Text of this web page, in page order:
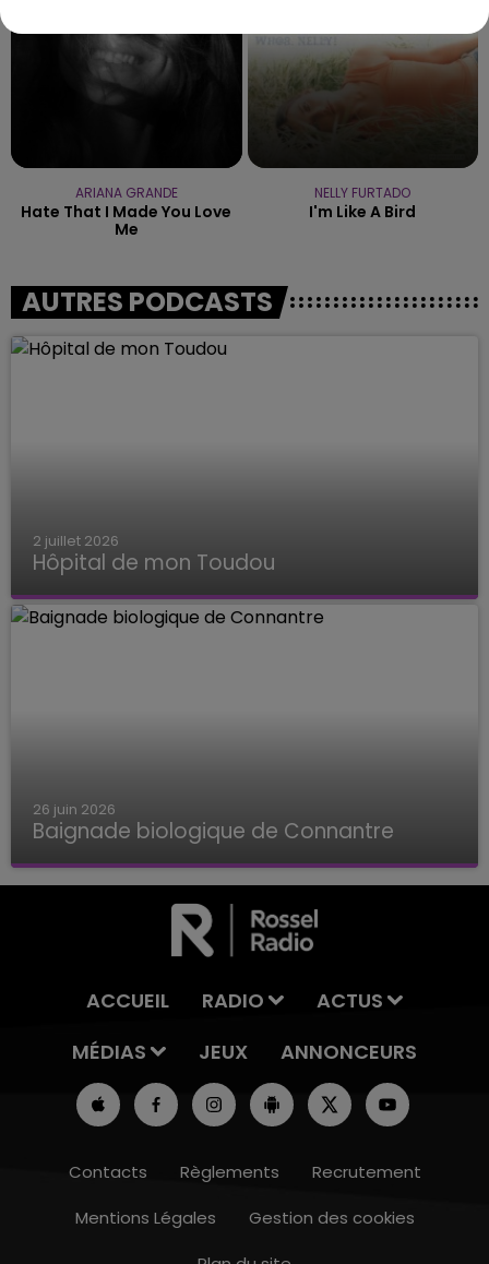
ARIANA GRANDE
Hate That I Made You Love
Me
NELLY FURTADO
I'm Like A Bird
AUTRES PODCASTS
2 juillet 2026
Hôpital de mon Toudou
Hôpital de mon Toudou
26 juin 2026
Baignade biologique de Connantre
Baignade biologique de Connantre
ACCUEIL RADIO
ACTUS
MÉDIAS
JEUX ANNONCEURS
Contacts Règlements
Recrutement
Mentions Légales
Gestion des cookies